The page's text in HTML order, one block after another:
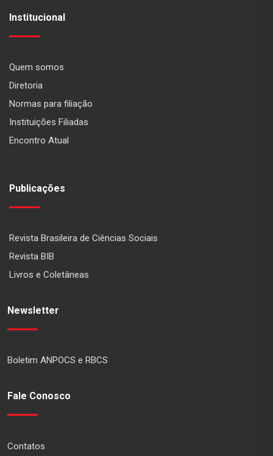
Institucional
Quem somos
Diretoria
Normas para filiação
Instituições Filiadas
Encontro Atual
Publicações
Revista Brasileira de Ciências Sociais
Revista BIB
Livros e Coletâneas
Newsletter
Boletim ANPOCS e RBCS
Fale Conosco
Contatos